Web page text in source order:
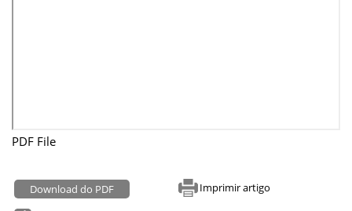
PDF File
Download do PDF Imprimir artigo